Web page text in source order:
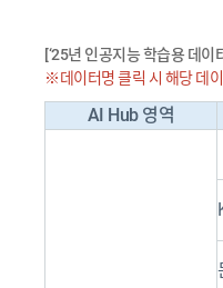
[‘25년 인공지능 학습용 데이
※데이터명 클릭 시 해당 데
AI Hub 영역